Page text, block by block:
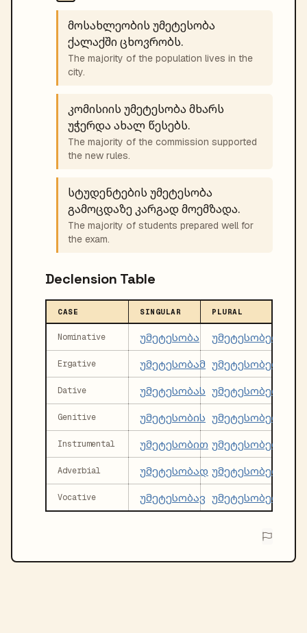
მოსახლეობის უმეტესობა
ქალაქში ცხოვრობს.
The majority of the population lives in the
city.
კომისიის უმეტესობა მხარს
უჭერდა ახალ წესებს.
The majority of the commission supported
the new rules.
სტუდენტების უმეტესობა
გამოცდაზე კარგად მოემზადა.
The majority of students prepared well for
the exam.
Declension Table
CASE SINGULAR PLURAL
Nominative უმეტესობა უმეტესობები
Ergative უმეტესობამ უმეტესობებმა
Dative უმეტესობას უმეტესობებს
Genitive უმეტესობის უმეტესობების
Instrumental უმეტესობით უმეტესობებით
Adverbial უმეტესობად უმეტესობებად
Vocative უმეტესობავ უმეტესობებო